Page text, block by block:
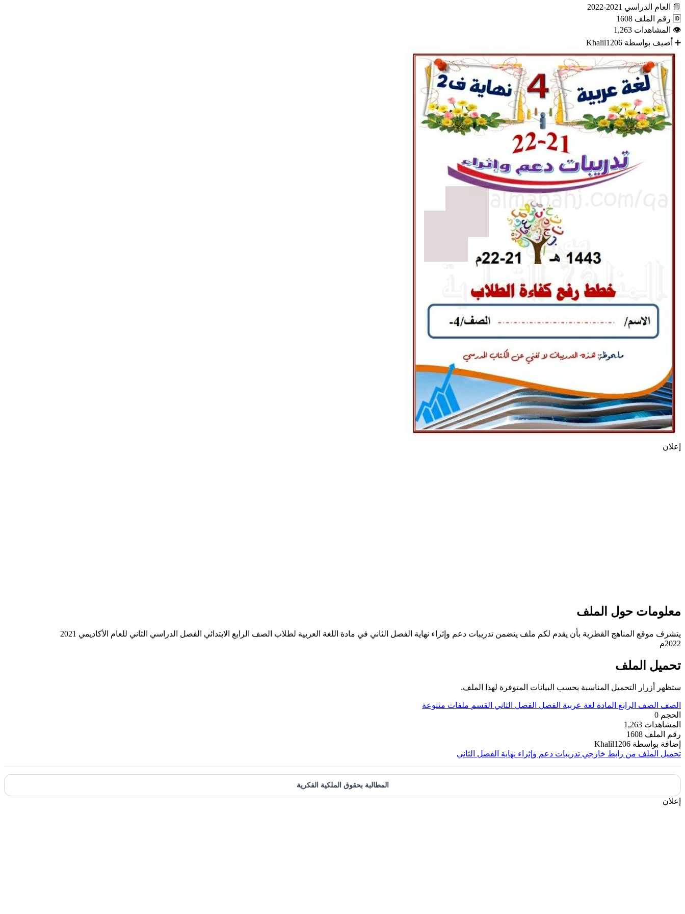
📘 العام الدراسي 2021-2022
🆔 رقم الملف 1608
👁 المشاهدات 1,263
➕ أضيف بواسطة Khalil1206
إعلان
معلومات حول الملف
يتشرف موقع المناهج القطرية بأن يقدم لكم ملف يتضمن تدريبات دعم وإثراء نهاية الفصل الثاني في مادة اللغة العربية لطلاب الصف الرابع الابتدائي الفصل الدراسي الثاني للعام الأكاديمي 2021
2022م
تحميل الملف
ستظهر أزرار التحميل المناسبة بحسب البيانات المتوفرة لهذا الملف.
الصف الصف الرابع المادة لغة عربية الفصل الفصل الثاني القسم ملفات متنوعة
الحجم 0
المشاهدات 1,263
رقم الملف 1608
إضافة بواسطة Khalil1206
تحميل الملف من رابط خارجي تدريبات دعم وإثراء نهاية الفصل الثاني
المطالبة بحقوق الملكية الفكرية
إعلان